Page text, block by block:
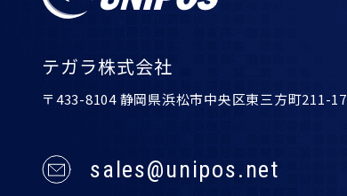
テガラ株式会社
〒433-8104 静岡県浜松市中央区東三方町211-17
sales@unipos.net